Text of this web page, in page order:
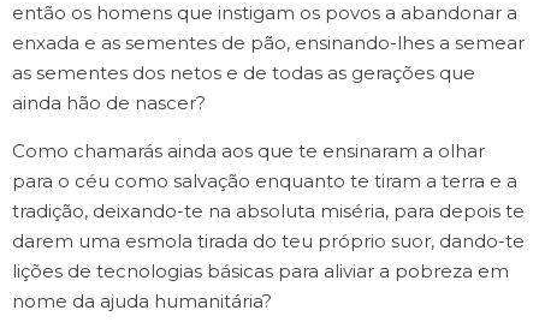
então os homens que instigam os povos a abandonar a
enxada e as sementes de pão, ensinando-lhes a semear
as sementes dos netos e de todas as gerações que
ainda hão de nascer?
Como chamarás ainda aos que te ensinaram a olhar
para o céu como salvação enquanto te tiram a terra e a
tradição, deixando-te na absoluta miséria, para depois te
darem uma esmola tirada do teu próprio suor, dando-te
lições de tecnologias básicas para aliviar a pobreza em
nome da ajuda humanitária?